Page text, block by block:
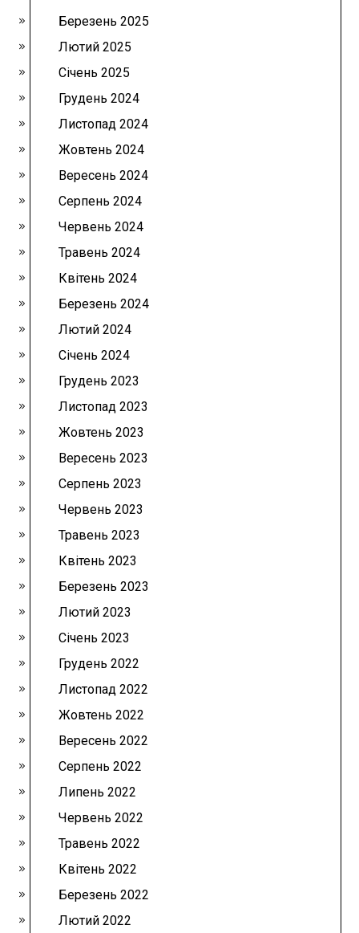
Березень 2025
Лютий 2025
Січень 2025
Грудень 2024
Листопад 2024
Жовтень 2024
Вересень 2024
Серпень 2024
Червень 2024
Травень 2024
Квітень 2024
Березень 2024
Лютий 2024
Січень 2024
Грудень 2023
Листопад 2023
Жовтень 2023
Вересень 2023
Серпень 2023
Червень 2023
Травень 2023
Квітень 2023
Березень 2023
Лютий 2023
Січень 2023
Грудень 2022
Листопад 2022
Жовтень 2022
Вересень 2022
Серпень 2022
Липень 2022
Червень 2022
Травень 2022
Квітень 2022
Березень 2022
Лютий 2022